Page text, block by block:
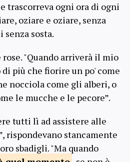
trascorreva ogni ora di ogni
oziare e oziare, senza
sosta.
rose. "Quando arriverà il mio
più che fiorire un po' come
nocciola come gli alberi, o
le mucche e le pecore”.
tutti lì ad assistere alle
rispondevano stancamente
sbadigli. "Ma quando